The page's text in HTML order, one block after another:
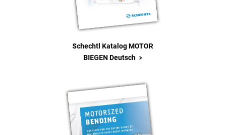
Schechtl Katalog MOTOR
BIEGEN Deutsch >